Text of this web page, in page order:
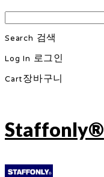
Search 검색
Log In 로그인
Cart장바구니
Staffonly®